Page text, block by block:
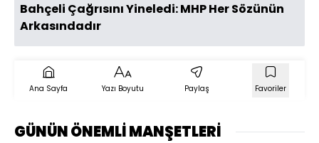
Bahçeli Çağrısını Yineledi: MHP Her Sözünün
Arkasındadır
Ana Sayfa Yazı Boyutu Paylaş Favoriler
GÜNÜN ÖNEMLİ MANŞETLERİ